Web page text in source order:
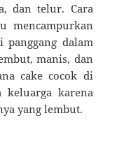
dan telur. Cara
mencampurkan
dalam
manis, dan
cake cocok di
keluarga karena
yang lembut.